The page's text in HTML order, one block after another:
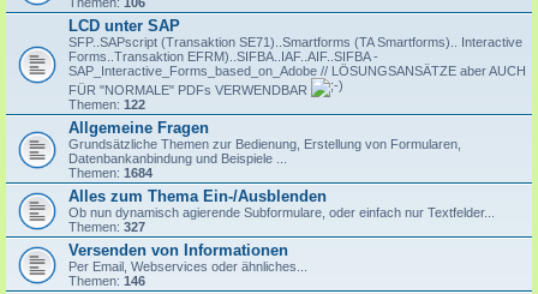
LCD unter SAP
SFP..SAPscript (Transaktion SE71)..Smartforms (TA Smartforms).. Interactive
Forms..Transaktion EFRM)..SIFBA..IAF..AIF..SIFBA -
SAP_Interactive_Forms_based_on_Adobe // LÖSUNGSANSÄTZE aber AUCH
FÜR "NORMALE" PDFs VERWENDBAR
Themen: 122
Allgemeine Fragen
Grundsätzliche Themen zur Bedienung, Erstellung von Formularen,
Datenbankanbindung und Beispiele ...
Themen: 1684
Alles zum Thema Ein-/Ausblenden
Ob nun dynamisch agierende Subformulare, oder einfach nur Textfelder...
Themen: 327
Versenden von Informationen
Per Email, Webservices oder ähnliches...
Themen: 146